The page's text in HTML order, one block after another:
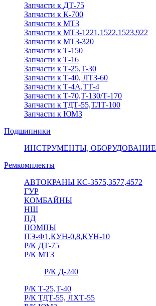
Запчасти к ДТ-75
Запчасти к К-700
Запчасти к МТЗ
Запчасти к МТЗ-1221,1522,1523,922
Запчасти к МТЗ-320
Запчасти к Т-150
Запчасти к Т-16
Запчасти к Т-25,Т-30
Запчасти к Т-40, ЛТЗ-60
Запчасти к Т-4А,ТТ-4
Запчасти к Т-70,Т-130/Т-170
Запчасти к ТДТ-55,ТЛТ-100
Запчасти к ЮМЗ
Подшипники
ИНСТРУМЕНТЫ, ОБОРУДОВАНИЕ
Ремкомплекты
АВТОКРАНЫ КС-3575,3577,4572
ГУР
КОМБАЙНЫ
НШ
ПД
ПОМПЫ
ПЭ-Ф1,КУН-0,8,КУН-10
Р/К ДТ-75
Р/К МТЗ
Р/К Д-240
Р/К Т-25,Т-40
Р/К ТДТ-55, ЛХТ-55